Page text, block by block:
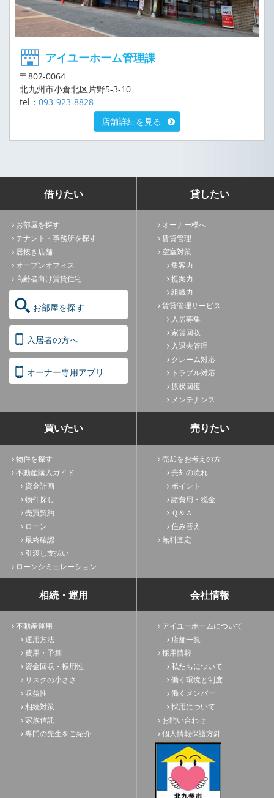
アイユーホーム管理課
〒802-0064
北九州市小倉北区片野5-3-10
tel： 093-923-8828
店舗詳細を見る
借りたい
お部屋を探す
テナント・事務所を探す
居抜き店舗
オープンオフィス
高齢者向け賃貸住宅
お部屋を探す
入居者の方へ
オーナー専用アプリ
貸したい
オーナー様へ
賃貸管理
空室対策
集客力
提案力
組織力
賃貸管理サービス
入居募集
家賃回収
入退去管理
クレーム対応
トラブル対応
原状回復
メンテナンス
買いたい
物件を探す
不動産購入ガイド
資金計画
物件探し
売買契約
ローン
最終確認
引渡し支払い
ローンシミュレーション
売りたい
売却をお考えの方
売却の流れ
ポイント
諸費用・税金
Ｑ＆Ａ
住み替え
無料査定
相続・運用
不動産運用
運用方法
費用・予算
資金回収・転用性
リスクの小ささ
収益性
相続対策
家族信託
専門の先生をご紹介
会社情報
アイユーホームについて
店舗一覧
採用情報
私たちについて
働く環境と制度
働くメンバー
採用について
お問い合わせ
個人情報保護方針